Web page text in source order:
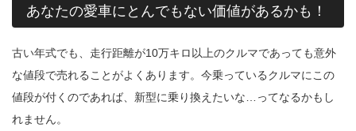
あなたの愛車にとんでもない価値があるかも！
古い年式でも、走行距離が10万キロ以上のクルマであっても意外
な値段で売れることがよくあります。今乗っているクルマにこの
値段が付くのであれば、新型に乗り換えたいな…ってなるかもし
れません。